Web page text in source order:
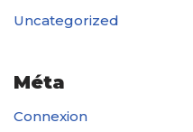
Uncategorized
Méta
Connexion